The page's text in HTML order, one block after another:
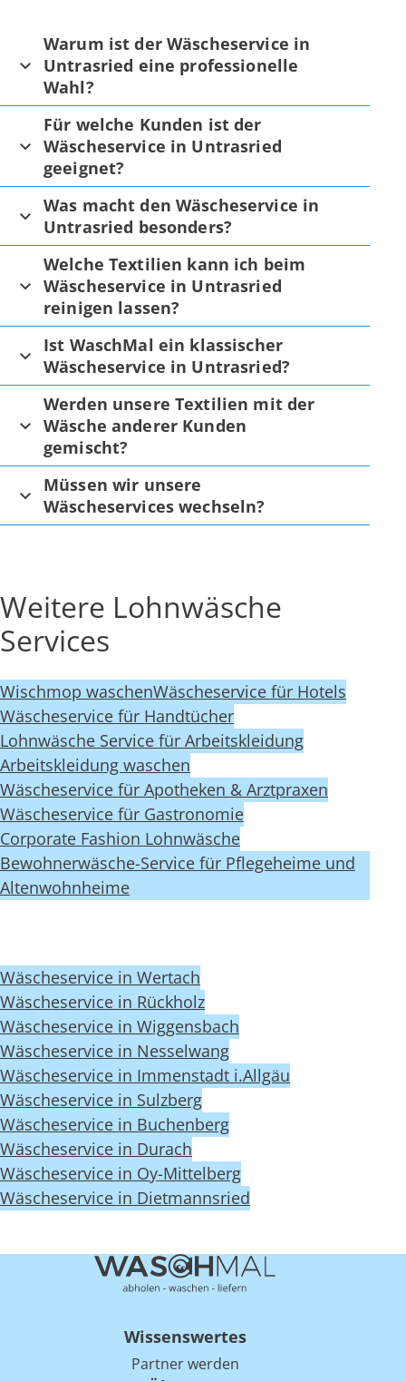
Warum ist der Wäscheservice in
Untrasried eine professionelle
Wahl?
Für welche Kunden ist der
Wäscheservice in Untrasried
geeignet?
Was macht den Wäscheservice in
Untrasried besonders?
Welche Textilien kann ich beim
Wäscheservice in Untrasried
reinigen lassen?
Ist WaschMal ein klassischer
Wäscheservice in Untrasried?
Werden unsere Textilien mit der
Wäsche anderer Kunden
gemischt?
Müssen wir unsere
Wäscheservices wechseln?
Weitere Lohnwäsche
Services
Wischmop waschenWäscheservice für Hotels
Wäscheservice für Handtücher
Lohnwäsche Service für Arbeitskleidung
Arbeitskleidung waschen
Wäscheservice für Apotheken & Arztpraxen
Wäscheservice für Gastronomie
Corporate Fashion Lohnwäsche
Bewohnerwäsche-Service für Pflegeheime und
Altenwohnheime
Wäscheservice in Wertach
Wäscheservice in Rückholz
Wäscheservice in Wiggensbach
Wäscheservice in Nesselwang
Wäscheservice in Immenstadt i.Allgäu
Wäscheservice in Sulzberg
Wäscheservice in Buchenberg
Wäscheservice in Durach
Wäscheservice in Oy-Mittelberg
Wäscheservice in Dietmannsried
Wissenswertes
Partner werden